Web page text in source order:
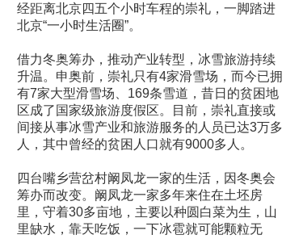
经距离北京四五个小时车程的崇礼，一脚踏进
北京“一小时生活圈”。
借力冬奥筹办，推动产业转型，冰雪旅游持续
升温。申奥前，崇礼只有4家滑雪场，而今已拥
有7家大型滑雪场、169条雪道，昔日的贫困地
区成了国家级旅游度假区。目前，崇礼直接或
间接从事冰雪产业和旅游服务的人员已达3万多
人，其中曾经的贫困人口就有9000多人。
四台嘴乡营岔村阚凤龙一家的生活，因冬奥会
筹办而改变。阚凤龙一家多年来住在土坯房
里，守着30多亩地，主要以种圆白菜为生，山
里缺水，靠天吃饭，一下冰雹就可能颗粒无